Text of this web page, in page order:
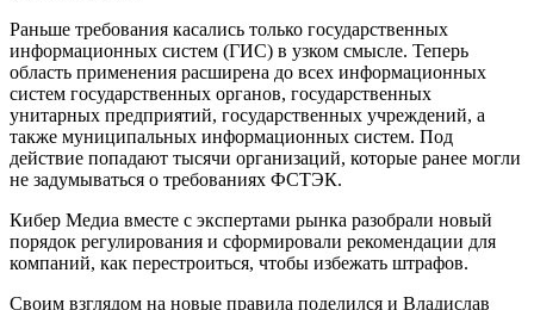
Раньше требования касались только государственных
информационных систем (ГИС) в узком смысле. Теперь
область применения расширена до всех информационных
систем государственных органов, государственных
унитарных предприятий, государственных учреждений, а
также муниципальных информационных систем. Под
действие попадают тысячи организаций, которые ранее могли
не задумываться о требованиях ФСТЭК.
Кибер Медиа вместе с экспертами рынка разобрали новый
порядок регулирования и сформировали рекомендации для
компаний, как перестроиться, чтобы избежать штрафов.
Своим взглядом на новые правила поделился и Владислав